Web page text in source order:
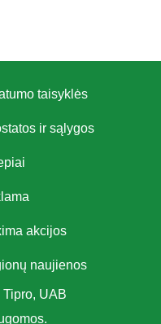
taisyklės
ir sąlygos
akcijos
naujienos
UAB